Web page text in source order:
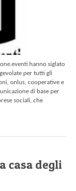
hanno siglato
per tutti gli
onlus, cooperative e
di base per
sociali, che
casa degli